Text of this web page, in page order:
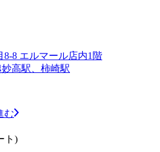
8 エルマール店内1階
高駅、柿崎駅
む
ト)